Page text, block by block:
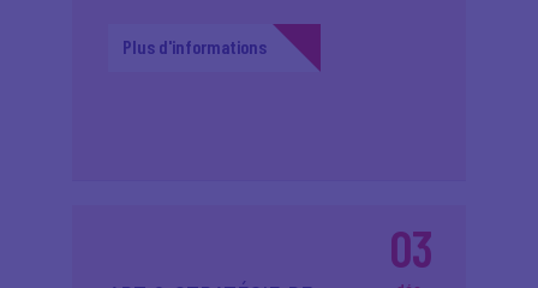
Plus d'informations
03